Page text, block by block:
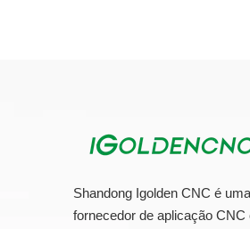
Shandong Igolden CNC é
fornecedor de aplicação CNC